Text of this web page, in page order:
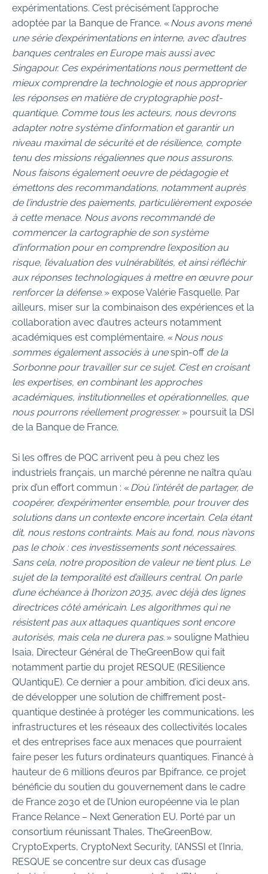
expérimentations. C’est précisément l’approche
adoptée par la Banque de France. «Nous avons mené
une série d’expérimentations en interne, avec d’autres
banques centrales en Europe mais aussi avec
Singapour. Ces expérimentations nous permettent de
mieux comprendre la technologie et nous approprier
les réponses en matière de cryptographie post-
quantique. Comme tous les acteurs, nous devrons
adapter notre système d’information et garantir un
niveau maximal de sécurité et de résilience, compte
tenu des missions régaliennes que nous assurons.
Nous faisons également oeuvre de pédagogie et
émettons des recommandations, notamment auprès
de l’industrie des paiements, particulièrement exposée
à cette menace. Nous avons recommandé de
commencer la cartographie de son système
d’information pour en comprendre l’exposition au
risque, l’évaluation des vulnérabilités, et ainsi réfléchir
aux réponses technologiques à mettre en œuvre pour
renforcer la défense.» expose Valérie Fasquelle. Par
ailleurs, miser sur la combinaison des expériences et la
collaboration avec d’autres acteurs notamment
académiques est complémentaire. «Nous nous
sommes également associés à unespin-offde la
Sorbonne pour travailler sur ce sujet. C’est en croisant
les expertises, en combinant les approches
académiques, institutionnelles et opérationnelles, que
nous pourrons réellement progresser.» poursuit la DSI
de la Banque de France.
Si les offres de PQC arrivent peu à peu chez les
industriels français, un marché pérenne ne naîtra qu’au
prix d’un effort commun : «D’où l’intérêt de partager, de
coopérer, d’expérimenter ensemble, pour trouver des
solutions dans un contexte encore incertain. Cela étant
dit, nous restons contraints. Mais au fond, nous n’avons
pas le choix : ces investissements sont nécessaires.
Sans cela, notre proposition de valeur ne tient plus. Le
sujet de la temporalité est d’ailleurs central. On parle
d’une échéance à l’horizon 2035, avec déjà des lignes
directrices côté américain. Les algorithmes qui ne
résistent pas aux attaques quantiques sont encore
autorisés, mais cela ne durera pas.» souligne Mathieu
Isaia, Directeur Général de TheGreenBow qui fait
notamment partie du projet RESQUE (RESilience
QUantiquE). Ce dernier a pour ambition, d’ici deux ans,
de développer une solution de chiffrement post-
quantique destinée à protéger les communications, les
infrastructures et les réseaux des collectivités locales
et des entreprises face aux menaces que pourraient
faire peser les futurs ordinateurs quantiques. Financé à
hauteur de 6 millions d’euros par Bpifrance, ce projet
bénéficie du soutien du gouvernement dans le cadre
de France 2030 et de l’Union européenne via le plan
France Relance – Next Generation EU. Porté par un
consortium réunissant Thales, TheGreenBow,
CryptoExperts, CryptoNext Security, l’ANSSI et l’Inria,
RESQUE se concentre sur deux cas d’usage